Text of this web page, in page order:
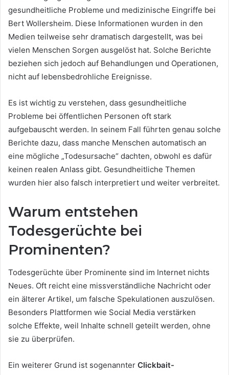
gesundheitliche Probleme und medizinische Eingriffe bei
Bert Wollersheim. Diese Informationen wurden in den
Medien teilweise sehr dramatisch dargestellt, was bei
vielen Menschen Sorgen ausgelöst hat. Solche Berichte
beziehen sich jedoch auf Behandlungen und Operationen,
nicht auf lebensbedrohliche Ereignisse.
Es ist wichtig zu verstehen, dass gesundheitliche
Probleme bei öffentlichen Personen oft stark
aufgebauscht werden. In seinem Fall führten genau solche
Berichte dazu, dass manche Menschen automatisch an
eine mögliche „Todesursache“ dachten, obwohl es dafür
keinen realen Anlass gibt. Gesundheitliche Themen
wurden hier also falsch interpretiert und weiter verbreitet.
Warum entstehen
Todesgerüchte bei
Prominenten?
Todesgerüchte über Prominente sind im Internet nichts
Neues. Oft reicht eine missverständliche Nachricht oder
ein älterer Artikel, um falsche Spekulationen auszulösen.
Besonders Plattformen wie Social Media verstärken
solche Effekte, weil Inhalte schnell geteilt werden, ohne
sie zu überprüfen.
Ein weiterer Grund ist sogenannter Clickbait-